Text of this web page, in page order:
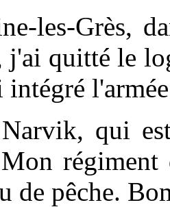
les-Grès,
j'ai quitté le
intégré
qui
de pêche.